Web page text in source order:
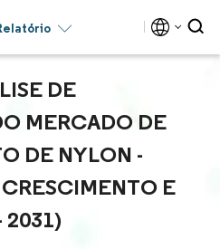
DE
MERCADO DE
DE NYLON -
E
2031)